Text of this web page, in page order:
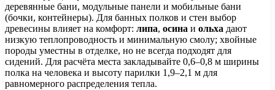
деревянные бани, модульные панели и мобильные бани
(бочки, контейнеры). Для банных полков и стен выбор
древесины влияет на комфорт: липа, осина и ольха дают
низкую теплопроводность и минимальную смолу; хвойные
породы уместны в отделке, но не всегда подходят для
сидений. Для расчёта места закладывайте 0,6–0,8 м ширины
полка на человека и высоту парилки 1,9–2,1 м для
равномерного распределения тепла.